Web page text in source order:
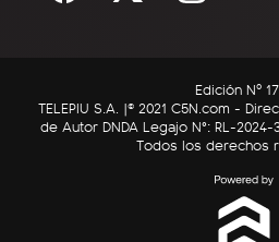
C5N Autos
RatingCero
Edición Nº
TELEPIU S.A. |© 2021 C5N.com -
de Autor DNDA Legajo N°: RL-2024-
Todos los derechos